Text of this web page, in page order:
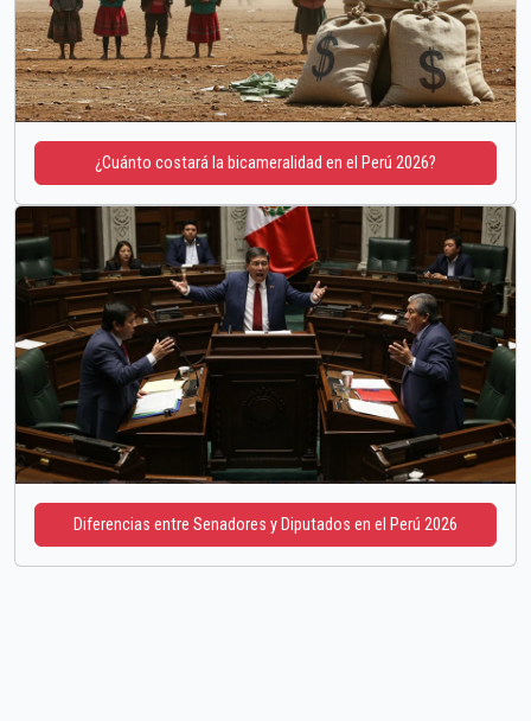
¿Cuánto costará la bicameralidad en el Perú 2026?
Diferencias entre Senadores y Diputados en el Perú 2026